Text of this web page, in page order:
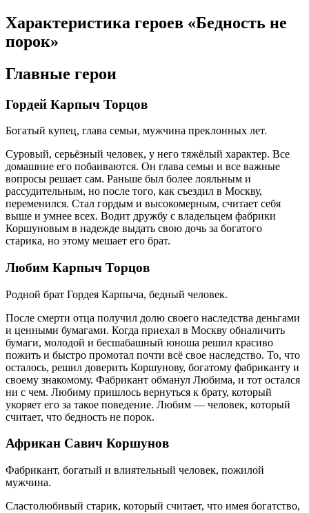
Характеристика героев «Бедность не
порок»
Главные герои
Гордей Карпыч Торцов
Богатый купец, глава семьи, мужчина преклонных лет.
Суровый, серьёзный человек, у него тяжёлый характер. Все
домашние его побаиваются. Он глава семьи и все важные
вопросы решает сам. Раньше был более лояльным и
рассудительным, но после того, как съездил в Москву,
переменился. Стал гордым и высокомерным, считает себя
выше и умнее всех. Водит дружбу с владельцем фабрики
Коршуновым в надежде выдать свою дочь за богатого
старика, но этому мешает его брат.
Любим Карпыч Торцов
Родной брат Гордея Карпыча, бедный человек.
После смерти отца получил долю своего наследства деньгами
и ценными бумагами. Когда приехал в Москву обналичить
бумаги, молодой и бесшабашный юноша решил красиво
пожить и быстро промотал почти всё свое наследство. То, что
осталось, решил доверить Коршунову, богатому фабриканту и
своему знакомому. Фабрикант обманул Любима, и тот остался
ни с чем. Любиму пришлось вернуться к брату, который
укоряет его за такое поведение. Любим — человек, который
считает, что бедность не порок.
Африкан Савич Коршунов
Фабрикант, богатый и влиятельный человек, пожилой
мужчина.
Сластолюбивый старик, который считает, что имея богатство,